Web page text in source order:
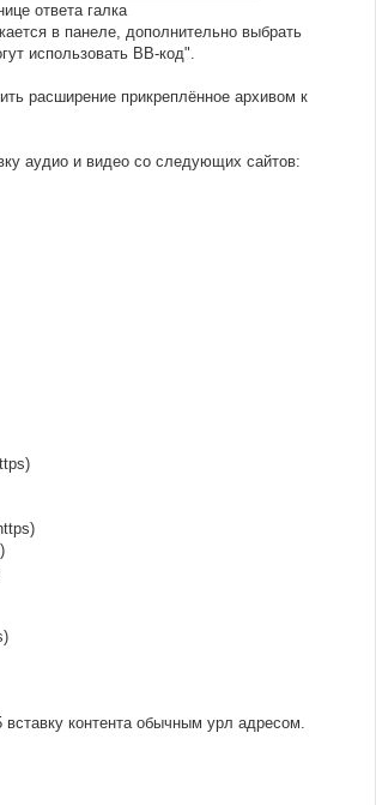
ответа галка
в панеле, дополнительно выбрать
использовать BB-код".
расширение прикреплённое архивом к
аудио и видео со следующих сайтов:
контента обычным урл адресом.